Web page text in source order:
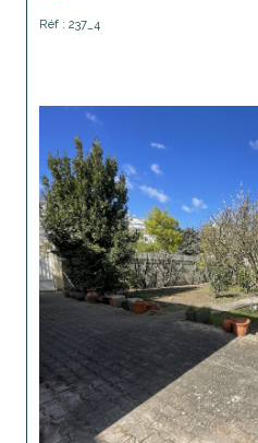
Réf : 237_4